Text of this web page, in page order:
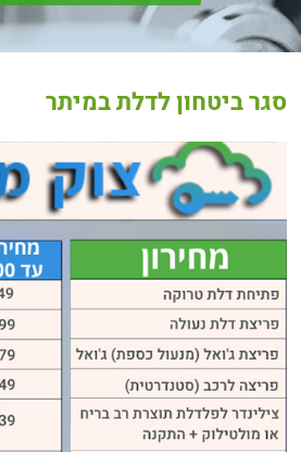
סגר ביטחון לדלת במיתר